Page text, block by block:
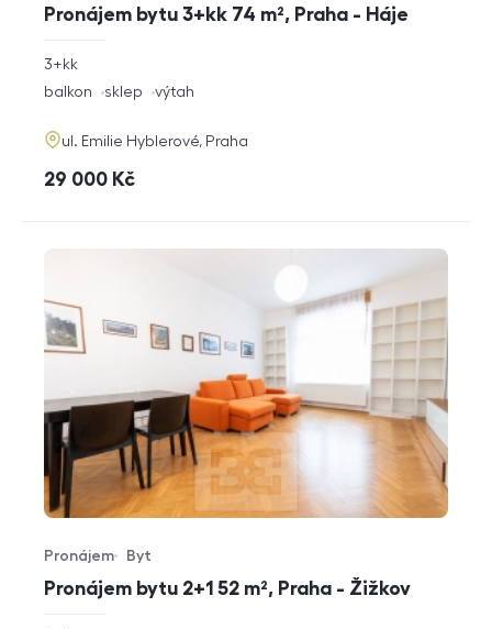
Pronájem bytu 3+kk 74 m², Praha - Háje
rozměry
3+kk
funkce
balkon sklep výtah
adresa
ul. Emilie Hyblerové, Praha
cena
29 000 Kč
Pronájem bytu 2+1 52 m², Praha - Žižkov
Typ nabídky
Pronájem
Typ nemovitosti
Byt